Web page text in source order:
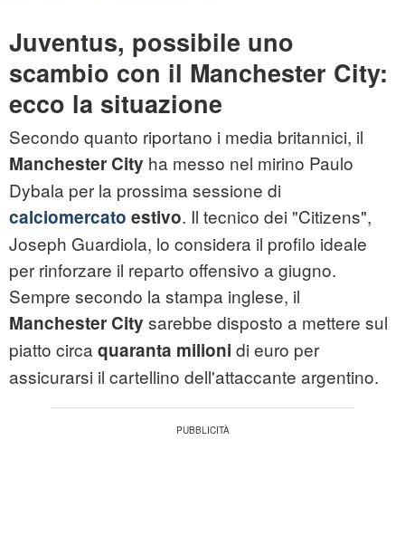
Juventus, possibile uno
scambio con il Manchester City:
ecco la situazione
Secondo quanto riportano i media britannici, il
Manchester City ha messo nel mirino Paulo
Dybala per la prossima sessione di
calciomercato estivo. Il tecnico dei "Citizens",
Joseph Guardiola, lo considera il profilo ideale
per rinforzare il reparto offensivo a giugno.
Sempre secondo la stampa inglese, il
Manchester City sarebbe disposto a mettere sul
piatto circa quaranta milioni di euro per
assicurarsi il cartellino dell'attaccante argentino.